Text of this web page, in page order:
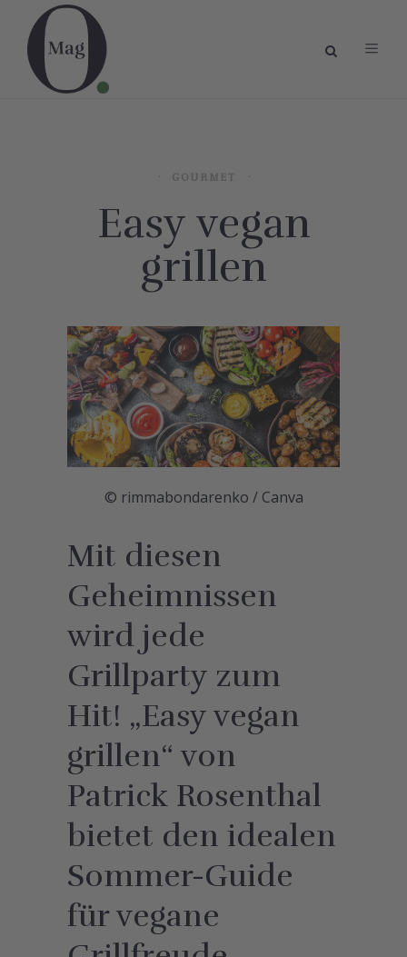
GOURMET
Easy vegan
grillen
© rimmabondarenko / Canva
Mit diesen
Geheimnissen
wird jede
Grillparty zum
Hit! „Easy vegan
grillen“ von
Patrick Rosenthal
bietet den idealen
Sommer-Guide
für vegane